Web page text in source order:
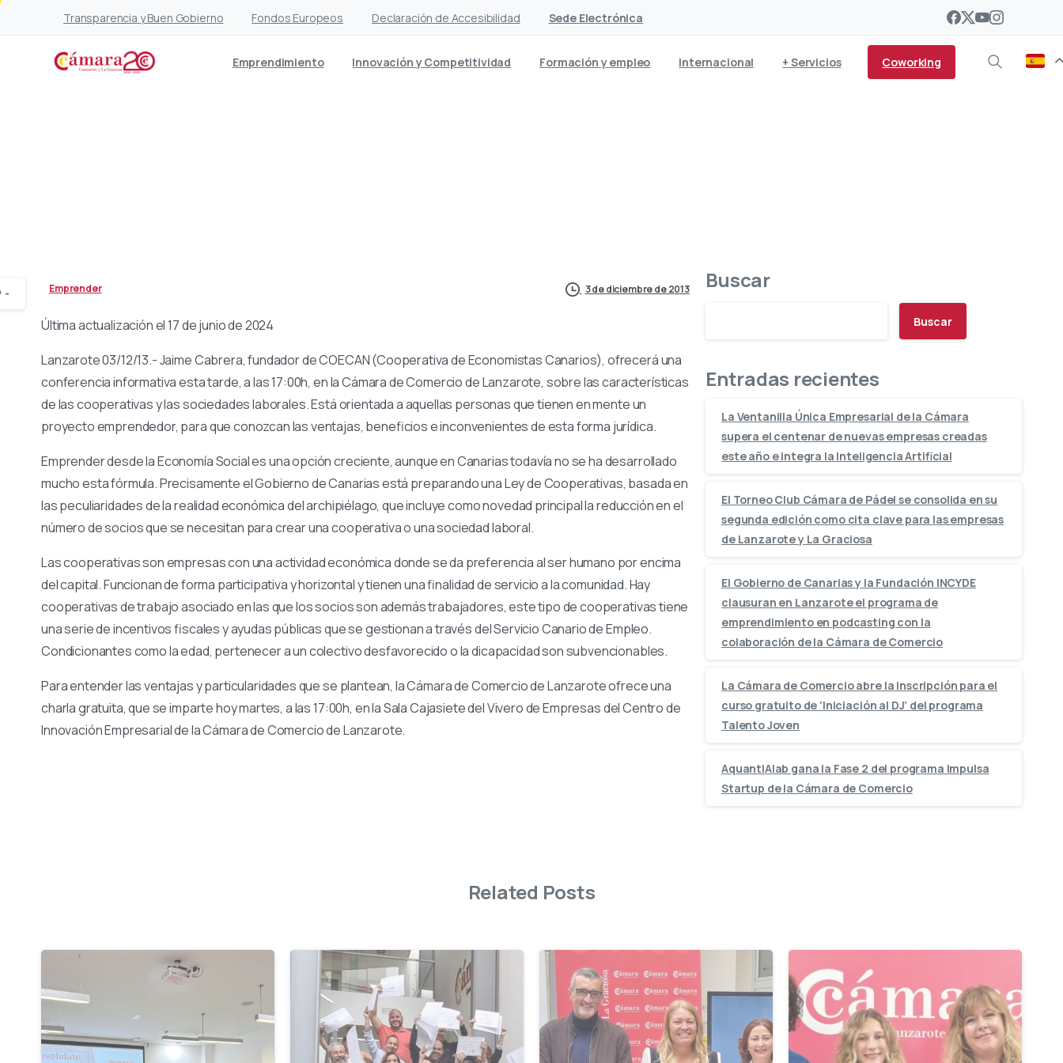
Transparencia y Buen Gobierno Fondos Europeos Declaración de Accesibilidad Sede Electrónica
Emprendimiento Innovación y Competitividad Formación y empleo Internacional + Servicios Coworking
Emprender 3 de diciembre de 2013
Última actualización el 17 de junio de 2024
Lanzarote 03/12/13.- Jaime Cabrera, fundador de COECAN (Cooperativa de Economistas Canarios), ofrecerá una
conferencia informativa esta tarde, a las 17:00h, en la Cámara de Comercio de Lanzarote, sobre las características
de las cooperativas y las sociedades laborales. Está orientada a aquellas personas que tienen en mente un
proyecto emprendedor, para que conozcan las ventajas, beneficios e inconvenientes de esta forma jurídica.
Emprender desde la Economía Social es una opción creciente, aunque en Canarias todavía no se ha desarrollado
mucho esta fórmula. Precisamente el Gobierno de Canarias está preparando una Ley de Cooperativas, basada en
las peculiaridades de la realidad económica del archipiélago, que incluye como novedad principal la reducción en el
número de socios que se necesitan para crear una cooperativa o una sociedad laboral.
Las cooperativas son empresas con una actividad económica donde se da preferencia al ser humano por encima
del capital. Funcionan de forma participativa y horizontal y tienen una finalidad de servicio a la comunidad. Hay
cooperativas de trabajo asociado en las que los socios son además trabajadores, este tipo de cooperativas tiene
una serie de incentivos fiscales y ayudas públicas que se gestionan a través del Servicio Canario de Empleo.
Condicionantes como la edad, pertenecer a un colectivo desfavorecido o la dicapacidad son subvencionables.
Para entender las ventajas y particularidades que se plantean, la Cámara de Comercio de Lanzarote ofrece una
charla gratuita, que se imparte hoy martes, a las 17:00h, en la Sala Cajasiete del Vivero de Empresas del Centro de
Innovación Empresarial de la Cámara de Comercio de Lanzarote.
-
Buscar
Buscar
Entradas recientes
La Ventanilla Única Empresarial de la Cámara
supera el centenar de nuevas empresas creadas
este año e integra la Inteligencia Artificial
El Torneo Club Cámara de Pádel se consolida en su
segunda edición como cita clave para las empresas
de Lanzarote y La Graciosa
El Gobierno de Canarias y la Fundación INCYDE
clausuran en Lanzarote el programa de
emprendimiento en podcasting con la
colaboración de la Cámara de Comercio
La Cámara de Comercio abre la inscripción para el
curso gratuito de ‘Iniciación al DJ’ del programa
Talento Joven
AquantIAlab gana la Fase 2 del programa Impulsa
Startup de la Cámara de Comercio
Related Posts